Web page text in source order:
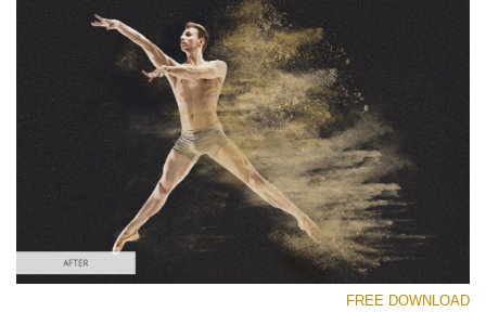
Free Sandstorm Actions #3
Sandstorm Bundle
Double Exposure Complete
Entire Collection
تنزيل مجاني
FREE DOWNLOAD